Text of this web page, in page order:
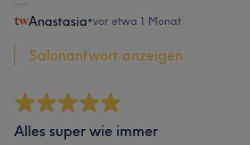
Anastasia•vor etwa 1 Monat
Salonantwort anzeigen
Alles super wie immer